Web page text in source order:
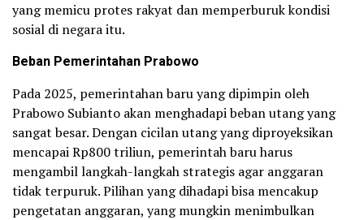
yang memicu protes rakyat dan memperburuk kondisi
sosial di negara itu.
Beban Pemerintahan Prabowo
Pada 2025, pemerintahan baru yang dipimpin oleh
Prabowo Subianto akan menghadapi beban utang yang
sangat besar. Dengan cicilan utang yang diproyeksikan
mencapai Rp800 triliun, pemerintah baru harus
mengambil langkah-langkah strategis agar anggaran
tidak terpuruk. Pilihan yang dihadapi bisa mencakup
pengetatan anggaran, yang mungkin menimbulkan